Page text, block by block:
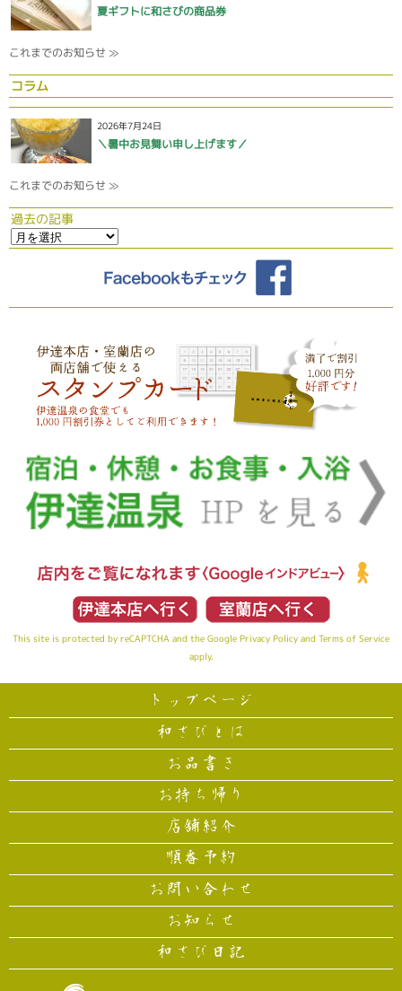
夏ギフトに和さびの商品券
これまでのお知らせ ≫
コラム
2026年7月24日
＼暑中お見舞い申し上げます／
これまでのお知らせ ≫
過去の記事
This site is protected by reCAPTCHA and the Google Privacy Policy and Terms of Service
apply.
トップページ
和さびとは
お品書き
お持ち帰り
店舗紹介
順番予約
お問い合わせ
お知らせ
和さび日記